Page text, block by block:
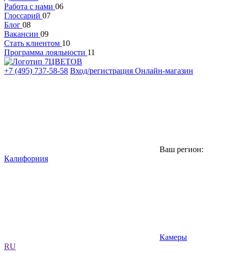
Работа с нами 06
Глоссарий 07
Блог 08
Вакансии 09
Стать клиентом 10
Программа лояльности 11
+7 (495) 737-58-58 Вход/регистрация Онлайн-магазин
Ваш регион:
Калифорния
Камеры
RU